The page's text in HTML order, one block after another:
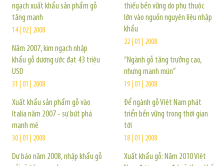
ngạch xuất khẩu sản phẩm gỗ
tăng mạnh
14 | 02 | 2008
Năm 2007, kim ngạch nhập
khẩu gỗ dương ước đạt 43 triệu
USD
31 | 01 | 2008
Xuất khẩu sản phẩm gỗ vào
Italia năm 2007 - sự bứt phá
mạnh mẽ
30 | 01 | 2008
Dự báo năm 2008, nhập khẩu gỗ
thiếu bền vững do phụ thuộc
lớn vào nguồn nguyên liệu nhập
khẩu
22 | 01 | 2008
“Ngành gỗ tăng trưởng cao,
nhưng manh mún”
19 | 01 | 2008
Để ngành gỗ Việt Nam phát
triển bền vững trong thời gian
tới
18 | 01 | 2008
Xuất khẩu gỗ: Năm 2010 Việt